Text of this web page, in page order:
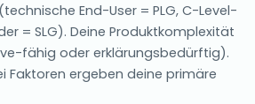
End-User = PLG, C-Level-
= SLG). Deine Produktkomplexität
fähig oder erklärungsbedürftig).
Faktoren ergeben deine primäre